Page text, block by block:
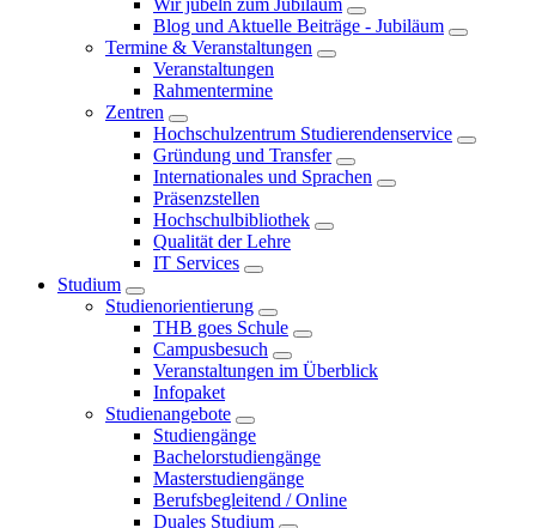
Wir jubeln zum Jubiläum
Blog und Aktuelle Beiträge - Jubiläum
Termine & Veranstaltungen
Veranstaltungen
Rahmentermine
Zentren
Hochschulzentrum Studierendenservice
Gründung und Transfer
Internationales und Sprachen
Präsenzstellen
Hochschulbibliothek
Qualität der Lehre
IT Services
Studium
Studienorientierung
THB goes Schule
Campusbesuch
Veranstaltungen im Überblick
Infopaket
Studienangebote
Studiengänge
Bachelorstudiengänge
Masterstudiengänge
Berufsbegleitend / Online
Duales Studium